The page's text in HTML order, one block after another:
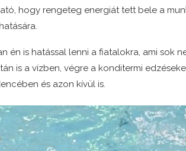
hogy rengeteg energiát tett bele a
én is hatással lenni a fiatalokra, ami sok
is a vízben, végre a konditermi
és azon kívül is.